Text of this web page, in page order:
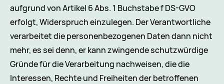
aufgrund von Artikel 6 Abs. 1 Buchstabe f DS-GVO
erfolgt, Widerspruch einzulegen. Der Verantwortliche
verarbeitet die personenbezogenen Daten dann nicht
mehr, es sei denn, er kann zwingende schutzwürdige
Gründe für die Verarbeitung nachweisen, die die
Interessen, Rechte und Freiheiten der betroffenen